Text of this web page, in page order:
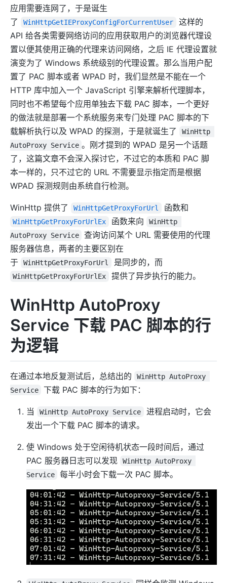
应用需要连网了，于是诞生
了
WinHttpGetIEProxyConfigForCurrentUser
这样的
API 给各类需要网络访问的应用获取用户的浏览器代理设
置以便其使用正确的代理来访问网络，之后 IE 代理设置就
演变为了 Windows 系统级别的代理设置。那么当用户配
置了 PAC 脚本或者 WPAD 时，我们显然是不能在一个
HTTP 库中加入一个 JavaScript 引擎来解析代理脚本，
同时也不希望每个应用单独去下载 PAC 脚本，一个更好
的做法就是部署一个系统服务来专门处理 PAC 脚本的下
载解析执行以及 WPAD 的探测，于是就诞生了
WinHttp
AutoProxy Service 。刚才提到的 WPAD 是另一个话题
了，这篇文章不会深入探讨它，不过它的本质和 PAC 脚
本一样的，只不过它的 URL 不需要显示指定而是根据
WPAD 探测规则由系统自行检测。
WinHttp 提供了 WinHttpGetProxyForUrl 函数和
WinHttpGetProxyForUrlEx 函数来向
WinHttp
AutoProxy Service
查询访问某个 URL 需要使用的代理
服务器信息，两者的主要区别在
于
WinHttpGetProxyForUrl 是同步的，而
WinHttpGetProxyForUrlEx 提供了异步执行的能力。
WinHttp AutoProxy
Service 下载 PAC 脚本的行
为逻辑
在通过本地反复测试后，总结出的
WinHttp AutoProxy
Service
下载 PAC 脚本的行为如下：
当 WinHttp AutoProxy Service
进程启动时，它会
发出一个下载 PAC 脚本的请求。
使 Windows 处于空闲待机状态一段时间后，通过
PAC 服务器日志可以发现
WinHttp AutoProxy
Service
每半小时会下载一次 PAC 脚本。